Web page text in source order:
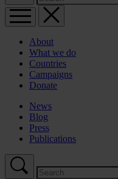
About
What we do
Countries
Campaigns
Donate
News
Blog
Press
Publications